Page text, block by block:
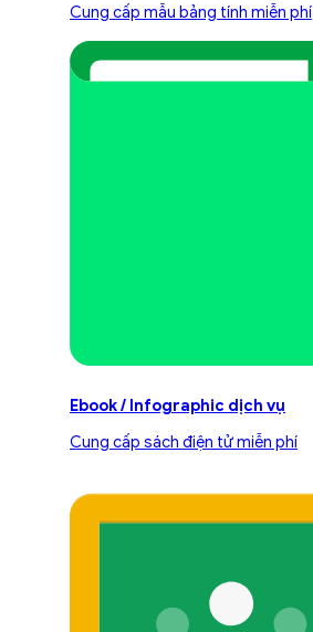
Cung cấp mẫu bảng tính miễn phí
Ebook / Infographic dịch vụ
Cung cấp sách điện tử miễn phí